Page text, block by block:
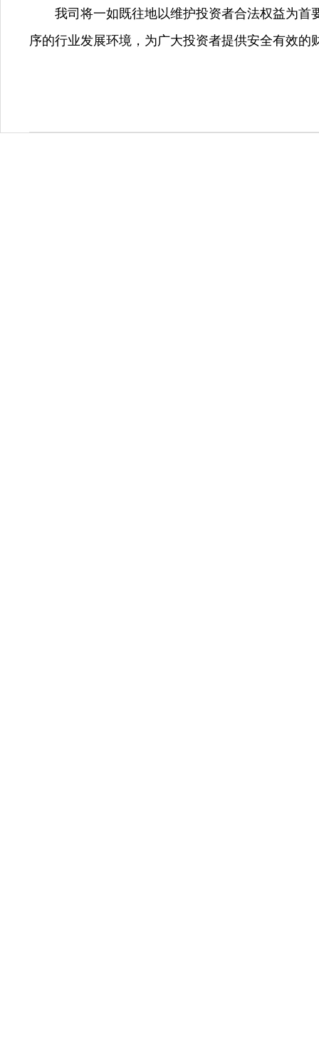
我司将一如既往地以维护投资者合法权益为
序的行业发展环境，为广大投资者提供安全有效的